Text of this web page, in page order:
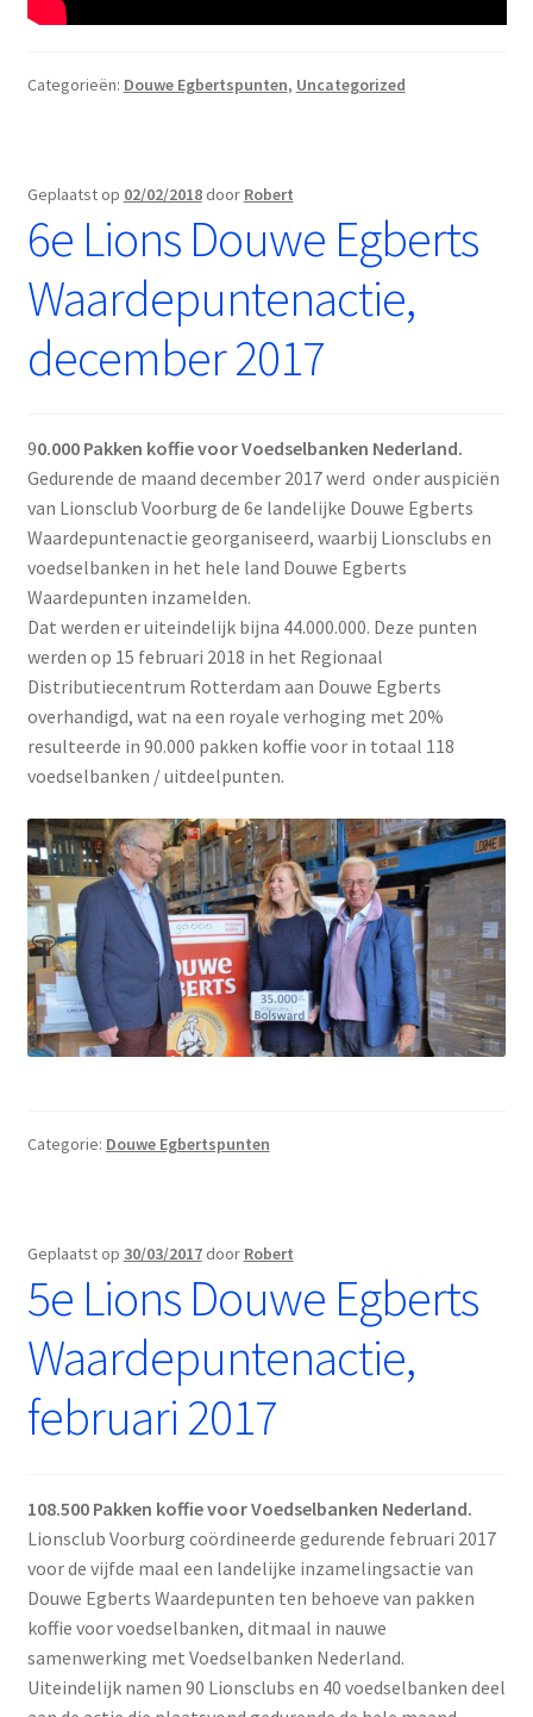
Categorieën: Douwe Egbertspunten, Uncategorized
Geplaatst op 02/02/2018 door Robert
6e Lions Douwe Egberts
Waardepuntenactie,
december 2017
90.000 Pakken koffie voor Voedselbanken Nederland.
Gedurende de maand december 2017 werd onder auspiciën
van Lionsclub Voorburg de 6e landelijke Douwe Egberts
Waardepuntenactie georganiseerd, waarbij Lionsclubs en
voedselbanken in het hele land Douwe Egberts
Waardepunten inzamelden.
Dat werden er uiteindelijk bijna 44.000.000. Deze punten
werden op 15 februari 2018 in het Regionaal
Distributiecentrum Rotterdam aan Douwe Egberts
overhandigd, wat na een royale verhoging met 20%
resulteerde in 90.000 pakken koffie voor in totaal 118
voedselbanken / uitdeelpunten.
Categorie: Douwe Egbertspunten
Geplaatst op 30/03/2017 door Robert
5e Lions Douwe Egberts
Waardepuntenactie,
februari 2017
108.500 Pakken koffie voor Voedselbanken Nederland.
Lionsclub Voorburg coördineerde gedurende februari 2017
voor de vijfde maal een landelijke inzamelingsactie van
Douwe Egberts Waardepunten ten behoeve van pakken
koffie voor voedselbanken, ditmaal in nauwe
samenwerking met Voedselbanken Nederland.
Uiteindelijk namen 90 Lionsclubs en 40 voedselbanken deel